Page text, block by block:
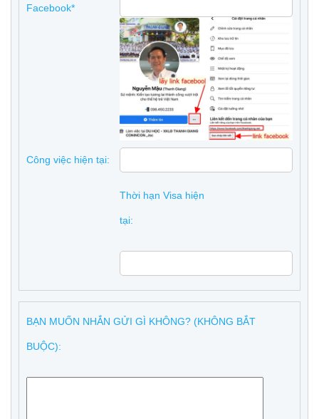
Facebook*
Công việc hiện tại:
Thời hạn Visa hiện
tại:
BẠN MUỐN NHẮN GỬI GÌ KHÔNG? (KHÔNG BẮT
BUỘC):